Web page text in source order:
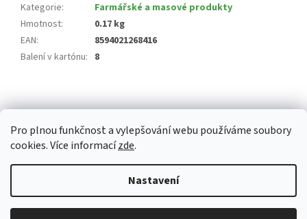
Pro plnou funkčnost a vylepšování webu používáme soubory
cookies. Více informacízde.
Nastavení
Kategorie:
Farmářské a masové produkty
Hmotnost:
0.17 kg
EAN:
8594021268416
Balení v kartónu: 8
á
Copyright 2026Whitemarket.cz. Všechna práva vyhrazena.Upravit